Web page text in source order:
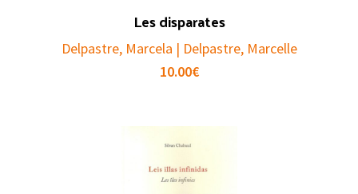
Les disparates
Delpastre, Marcela | Delpastre, Marcelle
10.00€